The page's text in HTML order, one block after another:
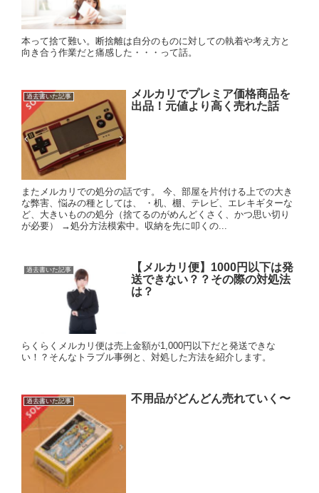
本って捨て難い。断捨離は自分のものに対しての執着や考え方と
向き合う作業だと痛感した・・・って話。
過去書いた記事
メルカリでプレミア価格商品を
出品！元値より高く売れた話
またメルカリでの処分の話です。 今、部屋を片付ける上での大き
な弊害、悩みの種としては、 ・机、棚、テレビ、エレキギターな
ど、大きいものの処分（捨てるのがめんどくさく、かつ思い切り
が必要） →処分方法模索中。収納を先に叩くの...
過去書いた記事
【メルカリ便】1000円以下は発
送できない？？その際の対処法
は？
らくらくメルカリ便は売上金額が1,000円以下だと発送できな
い！？そんなトラブル事例と、対処した方法を紹介します。
過去書いた記事 不用品がどんどん売れていく〜